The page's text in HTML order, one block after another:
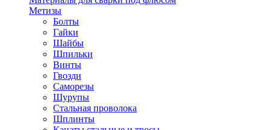
Метизы
Болты
Гайки
Шайбы
Шпильки
Винты
Гвозди
Саморезы
Шурупы
Стальная проволока
Шплинты